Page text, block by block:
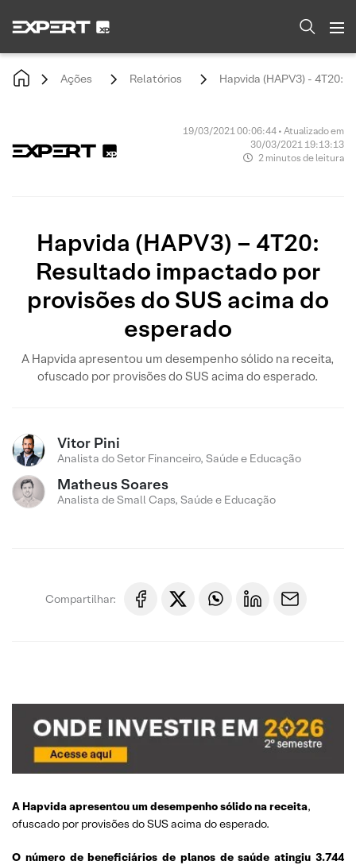
Ações Relatórios Hapvida (HAPV3) - 4T20:
19/03/2021 00:06:44 • Atualizado em
30/03/2021 19:13:13
2 minutos de leitura
Hapvida (HAPV3) – 4T20:
Resultado impactado por
provisões do SUS acima do
esperado
A Hapvida apresentou um desempenho sólido na receita,
ofuscado por provisões do SUS acima do esperado.
Vitor Pini
Analista do Setor Financeiro, Saúde e Educação
Matheus Soares
Analista de Small Caps, Saúde e Educação
Compartilhar:
A Hapvida apresentou um desempenho sólido na receita,
ofuscado por provisões do SUS acima do esperado.
O número de beneficiários de planos de saúde atingiu 3.744